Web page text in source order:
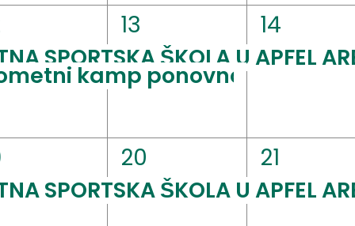
SPORTSKA ŠKOLA U APFEL
kamp ponovno stiže u
2
događaji,
13
1
14
SPORTSKA ŠKOLA U APFEL
1
događaj,
20
1
21